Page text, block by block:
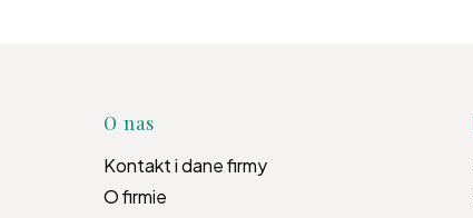
Linki w stopce
O nas
Kontakt i dane firmy
O firmie